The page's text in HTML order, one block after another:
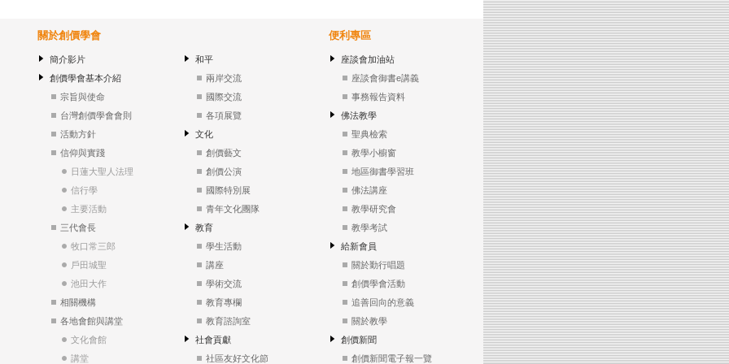
關於創價學會
簡介影片
創價學會基本介紹
宗旨與使命
台灣創價學會會則
活動方針
信仰與實踐
日蓮大聖人法理
信行學
主要活動
三代會長
牧口常三郎
戶田城聖
池田大作
相關機構
各地會館與講堂
文化會館
講堂
和平
兩岸交流
國際交流
各項展覽
文化
創價藝文
創價公演
國際特別展
青年文化團隊
教育
學生活動
講座
學術交流
教育專欄
教育諮詢室
社會貢獻
社區友好文化節
便利專區
座談會加油站
座談會御書e講義
事務報告資料
佛法教學
聖典檢索
教學小櫥窗
地區御書學習班
佛法講座
教學研究會
教學考試
給新會員
關於勤行唱題
創價學會活動
追善回向的意義
關於教學
創價新聞
創價新聞電子報一覽